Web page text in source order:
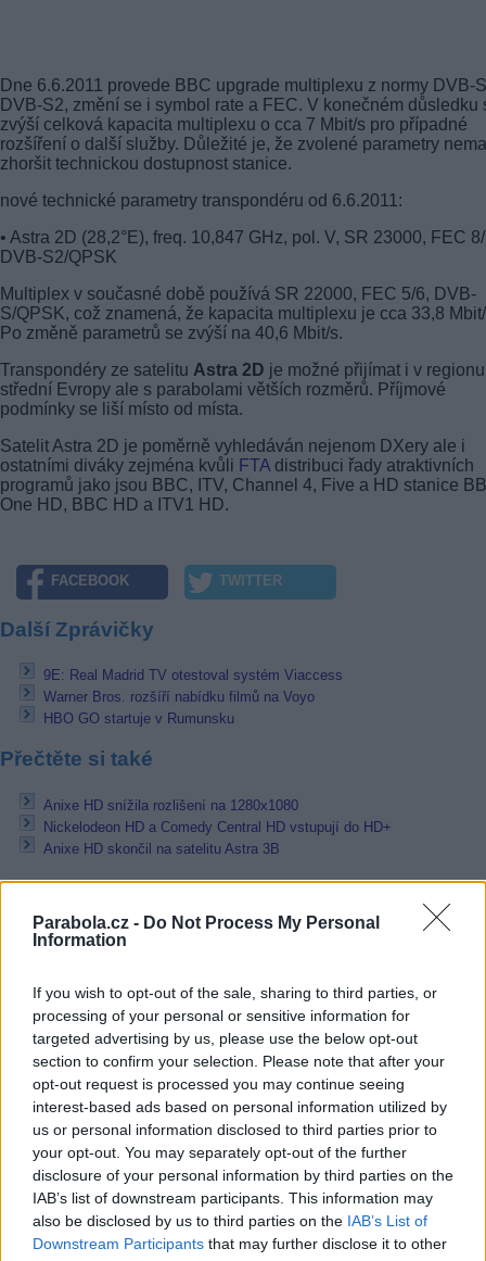
Parabola.cz - Do Not Process My Personal
Information
If you wish to opt-out of the sale, sharing to third parties, or
processing of your personal or sensitive information for
targeted advertising by us, please use the below opt-out
section to confirm your selection. Please note that after your
opt-out request is processed you may continue seeing
interest-based ads based on personal information utilized by
us or personal information disclosed to third parties prior to
your opt-out. You may separately opt-out of the further
disclosure of your personal information by third parties on the
IAB’s list of downstream participants. This information may
also be disclosed by us to third parties on the IAB’s List of
Downstream Participants that may further disclose it to other
Dne 6.6.2011 provede BBC upgrade multiplexu z normy DVB-
DVB-S2, změní se i symbol rate a FEC. V konečném důsledku
zvýší celková kapacita multiplexu o cca 7 Mbit/s pro případné
rozšíření o další služby. Důležité je, že zvolené parametry
zhoršit technickou dostupnost stanice.
nové technické parametry transpondéru od 6.6.2011:
• Astra 2D (28,2°E), freq. 10,847 GHz, pol. V, SR 23000, FEC
DVB-S2/QPSK
Multiplex v současné době používá SR 22000, FEC 5/6, DVB-
S/QPSK, což znamená, že kapacita multiplexu je cca 33,8
Po změně parametrů se zvýší na 40,6 Mbit/s.
Transpondéry ze satelitu Astra 2D je možné přijímat i v regionu
střední Evropy ale s parabolami větších rozměrů. Příjmové
podmínky se liší místo od místa.
Satelit Astra 2D je poměrně vyhledáván nejenom DXery ale i
ostatními diváky zejména kvůli FTA distribuci řady atraktivních
programů jako jsou BBC, ITV, Channel 4, Five a HD stanice
One HD, BBC HD a ITV1 HD.
FACEBOOK TWITTER
Další Zprávičky
9E: Real Madrid TV otestoval systém Viaccess
Warner Bros. rozšíří nabídku filmů na Voyo
HBO GO startuje v Rumunsku
Přečtěte si také
Anixe HD snížila rozlišení na 1280x1080
Nickelodeon HD a Comedy Central HD vstupují do HD+
Anixe HD skončil na satelitu Astra 3B
Reklama
Pracovní nabídky
48.400 Kč • příspěvek na ubytování (Jihlava, okres Jihlava)
07.08.2026 - Bosch Powertrain s.r.o. Jihlava • obsluha CNC strojů •
48.400 Kč • náborový bonus 50.000 Kč • příspěvek na ubytování
okres Jihlava)
07.08.2026 -Specialista pro elektronická zařízení údržby (m/ž) (tř.
Klementa 869, Mladá Boleslav II)
06.08.2026 -Bosch Powertrain s.r.o. Jihlava • CNC operátor• mzda
Kč • náborový bonus 50.000 Kč • příspěvek na ubytování (Jihlava,
Jihlava)
06.08.2026 - Bosch Powertrain s.r.o. • montážní dělník • mzda 44.700
týdenní zálohy na mzdu 2.000 Kč (Jihlava, okres Jihlava)
... další nabídky zaměstnání